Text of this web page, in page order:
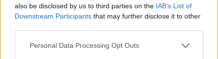
also be disclosed by us to third parties on the IAB’s List of
Downstream Participants that may further disclose it to other
Personal Data Processing Opt Outs